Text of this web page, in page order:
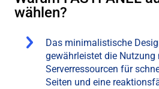
wählen?
Das minimalistische
gewährleistet die Nutzung
Serverressourcen für
Seiten und eine